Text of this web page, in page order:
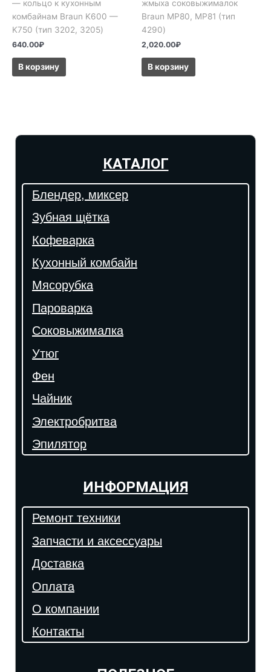
— кольцо к кухонным
комбайнам Braun K600 —
K750 (тип 3202, 3205)
640.00₽
В корзину
жмыха соковыжималок
Braun MP80, MP81 (тип
4290)
2,020.00₽
В корзину
КАТАЛОГ
Блендер, миксер
Зубная щётка
Кофеварка
Кухонный комбайн
Мясорубка
Пароварка
Соковыжималка
Утюг
Фен
Чайник
Электробритва
Эпилятор
ИНФОРМАЦИЯ
Ремонт техники
Запчасти и аксессуары
Доставка
Оплата
О компании
Контакты